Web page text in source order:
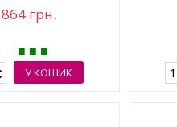
864 грн.
У КОШИК